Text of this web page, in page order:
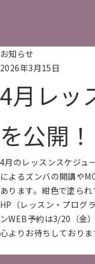
お知らせ
2026年3月15日
4月レッ
を公開！
4月のレッスンスケジュ
によるズンバの開講や
あります。紺色で塗ら
HP（レッスン・プログ
ンWEB予約は3/20（金
心よりお待ちしておりま